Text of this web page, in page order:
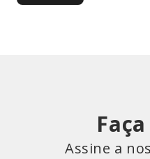
Assine a